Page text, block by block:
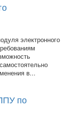
электронного
в...
по